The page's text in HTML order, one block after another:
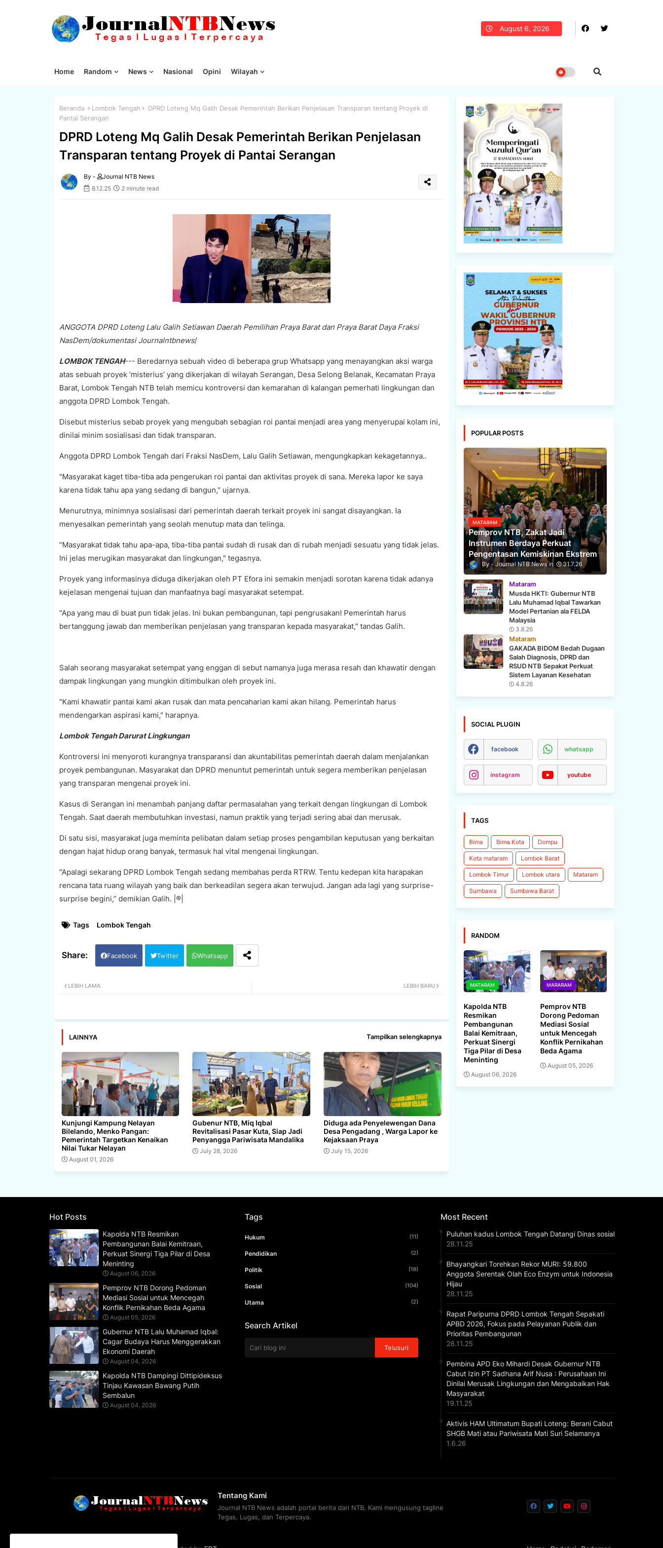
August 6, 2026
Home Random News Nasional Opini Wilayah
Beranda Lombok Tengah
DPRD Loteng Mq Galih Desak Pemerintah Berikan Penjelasan Transparan tentang Proyek di
Pantai Serangan
DPRD Loteng Mq Galih Desak Pemerintah Berikan Penjelasan
Transparan tentang Proyek di Pantai Serangan
By -
Journal NTB News
8.12.25
2 minute read
ANGGOTA DPRD Loteng Lalu Galih Setiawan Daerah Pemilihan Praya Barat dan Praya Barat Daya Fraksi
NasDem/dokumentasi Journalntbnews/
LOMBOK TENGAH--- Beredarnya sebuah video di beberapa grup Whatsapp yang menayangkan aksi warga
atas sebuah proyek ‘misterius’ yang dikerjakan di wilayah Serangan, Desa Selong Belanak, Kecamatan Praya
Barat, Lombok Tengah NTB telah memicu kontroversi dan kemarahan di kalangan pemerhati lingkungan dan
anggota DPRD Lombok Tengah.
Disebut misterius sebab proyek yang mengubah sebagian roi pantai menjadi area yang menyerupai kolam ini,
dinilai minim sosialisasi dan tidak transparan.
Anggota DPRD Lombok Tengah dari Fraksi NasDem, Lalu Galih Setiawan, mengungkapkan kekagetannya..
"Masyarakat kaget tiba-tiba ada pengerukan roi pantai dan aktivitas proyek di sana. Mereka lapor ke saya
karena tidak tahu apa yang sedang di bangun," ujarnya.
Menurutnya, minimnya sosialisasi dari pemerintah daerah terkait proyek ini sangat disayangkan. Ia
menyesalkan pemerintah yang seolah menutup mata dan telinga.
“Masyarakat tidak tahu apa-apa, tiba-tiba pantai sudah di rusak dan di rubah menjadi sesuatu yang tidak jelas.
Ini jelas merugikan masyarakat dan lingkungan," tegasnya.
Proyek yang informasinya diduga dikerjakan oleh PT Efora ini semakin menjadi sorotan karena tidak adanya
kejelasan mengenai tujuan dan manfaatnya bagi masyarakat setempat.
"Apa yang mau di buat pun tidak jelas. Ini bukan pembangunan, tapi pengrusakan! Pemerintah harus
bertanggung jawab dan memberikan penjelasan yang transparan kepada masyarakat," tandas Galih.
Salah seorang masyarakat setempat yang enggan di sebut namanya juga merasa resah dan khawatir dengan
dampak lingkungan yang mungkin ditimbulkan oleh proyek ini.
"Kami khawatir pantai kami akan rusak dan mata pencaharian kami akan hilang. Pemerintah harus
mendengarkan aspirasi kami," harapnya.
Lombok Tengah Darurat Lingkungan
Kontroversi ini menyoroti kurangnya transparansi dan akuntabilitas pemerintah daerah dalam menjalankan
proyek pembangunan. Masyarakat dan DPRD menuntut pemerintah untuk segera memberikan penjelasan
yang transparan mengenai proyek ini.
Kasus di Serangan ini menambah panjang daftar permasalahan yang terkait dengan lingkungan di Lombok
Tengah. Saat daerah membutuhkan investasi, namun praktik yang terjadi sering abai dan merusak.
Di satu sisi, masyarakat juga meminta pelibatan dalam setiap proses pengambilan keputusan yang berkaitan
dengan hajat hidup orang banyak, termasuk hal vital mengenai lingkungan.
"Apalagi sekarang DPRD Lombok Tengah sedang membahas perda RTRW. Tentu kedepan kita harapakan
rencana tata ruang wilayah yang baik dan berkeadilan segera akan terwujud. Jangan ada lagi yang surprise-
surprise begini,” demikian Galih. |®|
Tags Lombok Tengah
Facebook Twitter Whatsapp
LEBIH BARU
LEBIH LAMA
LAINNYA Tampilkan selengkapnya
Kunjungi Kampung Nelayan
Bilelando, Menko Pangan:
Pemerintah Targetkan Kenaikan
Nilai Tukar Nelayan
August 01, 2026
Gubenur NTB, Miq Iqbal
Revitalisasi Pasar Kuta, Siap Jadi
Penyangga Pariwisata Mandalika
July 28, 2026
Diduga ada Penyelewengan Dana
Desa Pengadang , Warga Lapor ke
Kejaksaan Praya
July 15, 2026
POPULAR POSTS
MATARAM
Pemprov NTB, Zakat Jadi
Instrumen Berdaya Perkuat
Pengentasan Kemiskinan Ekstrem
Journal NTB News 31.7.26
Mataram
Musda HKTI: Gubernur NTB
Lalu Muhamad Iqbal Tawarkan
Model Pertanian ala FELDA
Malaysia
3.8.26
Mataram
GAKADA BIDOM Bedah Dugaan
Salah Diagnosis, DPRD dan
RSUD NTB Sepakat Perkuat
Sistem Layanan Kesehatan
4.8.26
SOCIAL PLUGIN
facebook whatsapp
instagram youtube
TAGS
Bima Bima Kota Dompu
Kota mataram Lombok Barat
Lombok Timur Lombok utara Mataram
Sumbawa Sumbawa Barat
RANDOM
MATARAM
Kapolda NTB
Resmikan
Pembangunan
Balai Kemitraan,
Perkuat Sinergi
Tiga Pilar di Desa
Meninting
August 06, 2026
MARARAM
Pemprov NTB
Dorong Pedoman
Mediasi Sosial
untuk Mencegah
Konflik Pernikahan
Beda Agama
August 05, 2026
Hot Posts
Kapolda NTB Resmikan
Pembangunan Balai Kemitraan,
Perkuat Sinergi Tiga Pilar di Desa
Meninting
August 06, 2026
Pemprov NTB Dorong Pedoman
Mediasi Sosial untuk Mencegah
Konflik Pernikahan Beda Agama
August 05, 2026
Gubernur NTB Lalu Muhamad Iqbal:
Cagar Budaya Harus Menggerakkan
Ekonomi Daerah
August 04, 2026
Kapolda NTB Dampingi Dittipideksus
Tinjau Kawasan Bawang Putih
Sembalun
August 04, 2026
Tags
Hukum (11)
Pendidikan (2)
Politik (18)
Sosial (104)
Utama (2)
Search Artikel
Most Recent
Puluhan kadus Lombok Tengah Datangi Dinas sosial
28.11.25
Bhayangkari Torehkan Rekor MURI: 59.800
Anggota Serentak Olah Eco Enzym untuk Indonesia
Hijau
28.11.25
Rapat Paripurna DPRD Lombok Tengah Sepakati
APBD 2026, Fokus pada Pelayanan Publik dan
Prioritas Pembangunan
28.11.25
Pembina APD Eko Mihardi Desak Gubernur NTB
Cabut Izin PT Sadhana Arif Nusa : Perusahaan Ini
Dinilai Merusak Lingkungan dan Mengabaikan Hak
Masyarakat
19.11.25
Aktivis HAM Ultimatum Bupati Loteng: Berani Cabut
SHGB Mati atau Pariwisata Mati Suri Selamanya
1.6.26
Tentang Kami
Journal NTB News adalah portal berita dari NTB. Kami mengusung tagline
Tegas, Lugas, dan Terpercaya.